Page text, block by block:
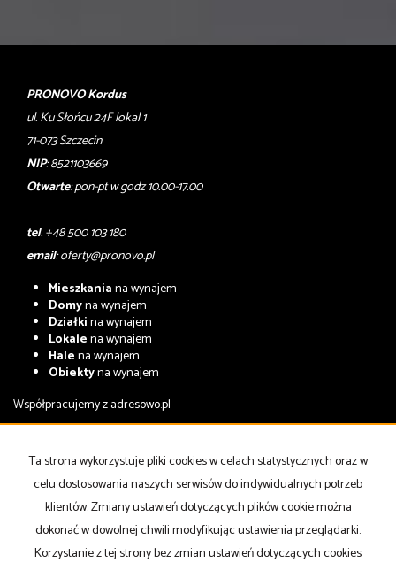
PRONOVO Kordus
ul. Ku Słońcu 24F lokal 1
71-073 Szczecin
NIP: 8521103669
Otwarte: pon-pt w godz 10.00-17.00
tel. +48 500 103 180
email:oferty@pronovo.pl
Mieszkaniana wynajem
Domyna wynajem
Działkina wynajem
Lokalena wynajem
Halena wynajem
Obiektyna wynajem
Współpracujemy zadresowo.pl
Domyna sprzedaż
Działkina sprzedaż
Lokalena sprzedaż
Halena sprzedaż
Obiekty na sprzedaż
Ta strona wykorzystuje pliki cookies w celach statystycznych oraz w
celu dostosowania naszych serwisów do indywidualnych potrzeb
klientów. Zmiany ustawień dotyczących plików cookie można
dokonać w dowolnej chwili modyfikując ustawienia przeglądarki.
Korzystanie z tej strony bez zmian ustawień dotyczących cookies